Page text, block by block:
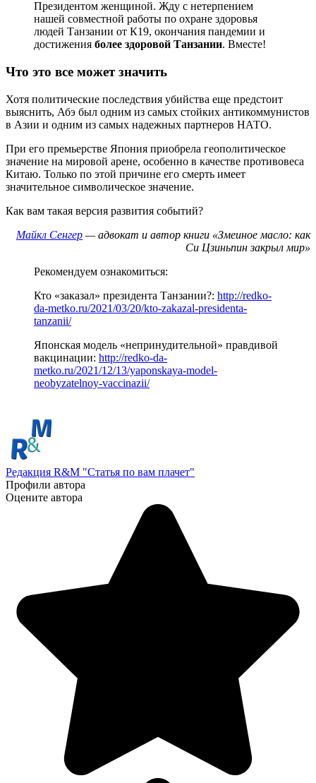
Президентом женщиной. Жду с нетерпением
нашей совместной работы по охране здоровья
людей Танзании от К19, окончания пандемии и
достижения более здоровой Танзании. Вместе!
Что это все может значить
Хотя политические последствия убийства еще предстоит
выяснить, Абэ был одним из самых стойких антикоммунистов
в Азии и одним из самых надежных партнеров НАТО.
При его премьерстве Япония приобрела геополитическое
значение на мировой арене, особенно в качестве противовеса
Китаю. Только по этой причине его смерть имеет
значительное символическое значение.
Как вам такая версия развития событий?
Майкл Сенгер — адвокат и автор книги «Змеиное масло: как
Си Цзиньпин закрыл мир»
Рекомендуем ознакомиться:
Кто «заказал» президента Танзании?: http://redko-
da-metko.ru/2021/03/20/kto-zakazal-presidenta-
tanzanii/
Японская модель «непринудительной» правдивой
вакцинации: http://redko-da-
metko.ru/2021/12/13/yaponskaya-model-
neobyzatelnoy-vaccinazii/
Редакция R&M "Статья по вам плачет"
Профили автора
Оцените автора